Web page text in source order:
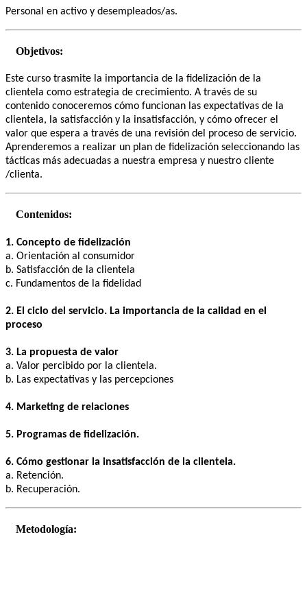
Personal en activo y desempleados/as.
Objetivos:
Este curso trasmite la importancia de la fidelización de la
clientela como estrategia de crecimiento. A través de su
contenido conoceremos cómo funcionan las expectativas de la
clientela, la satisfacción y la insatisfacción, y cómo ofrecer el
valor que espera a través de una revisión del proceso de servicio.
Aprenderemos a realizar un plan de fidelización seleccionando las
tácticas más adecuadas a nuestra empresa y nuestro cliente
/clienta.
Contenidos:
1. Concepto de fidelización
a. Orientación al consumidor
b. Satisfacción de la clientela
c. Fundamentos de la fidelidad
2. El ciclo del servicio. La importancia de la calidad en el
proceso
3. La propuesta de valor
a. Valor percibido por la clientela.
b. Las expectativas y las percepciones
4. Marketing de relaciones
5. Programas de fidelización.
6. Cómo gestionar la insatisfacción de la clientela.
a. Retención.
b. Recuperación.
Metodología: